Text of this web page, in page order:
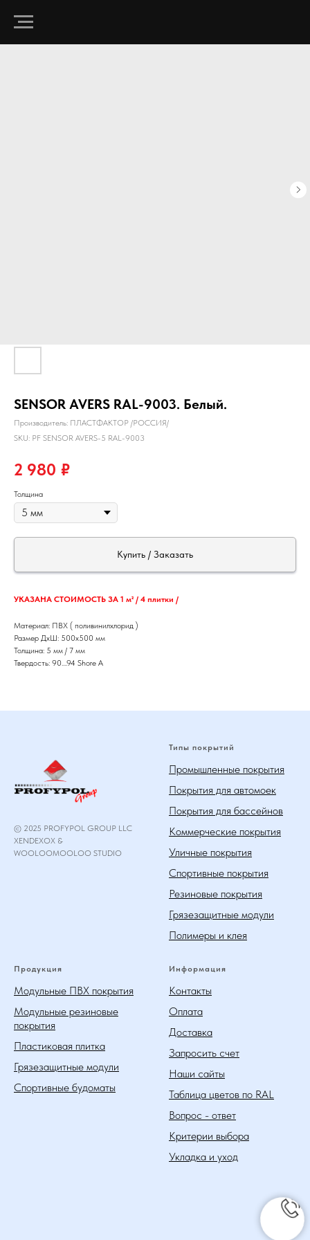
SENSOR AVERS RAL-9003. Белый.
Производитель: ПЛАСТФАКТОР /РОССИЯ/
SKU: PF SENSOR AVERS-5 RAL-9003
2 980 ₽
Толщина
Купить / Заказать
УКАЗАНА СТОИМОСТЬ ЗА 1 м² / 4 плитки /
Материал: ПВХ ( поливинилхлорид )
Размер ДхШ: 500х500 мм
Толщина: 5 мм / 7 мм
Твердость: 90....94 Shore A
© 2025 PROFYPOL GROUP LLC
XENDEXOX &
WOOLOOMOOLOO STUDIO
Типы покрытий
Промышленные покрытия
Покрытия для автомоек
Покрытия для бассейнов
Коммерческие покрытия
Уличные покрытия
Спортивные покрытия
Резиновые покрытия
Грязезащитные модули
Полимеры и клея
Продукция
Модульные ПВХ покрытия
Модульные резиновые
покрытия
Пластиковая плитка
Грязезащитные модули
Спортивные будоматы
Информация
Контакты
Оплата
Доставка
Запросить счет
Наши сайты
Таблица цветов по RAL
Вопрос - ответ
Критерии выбора
Укладка и уход